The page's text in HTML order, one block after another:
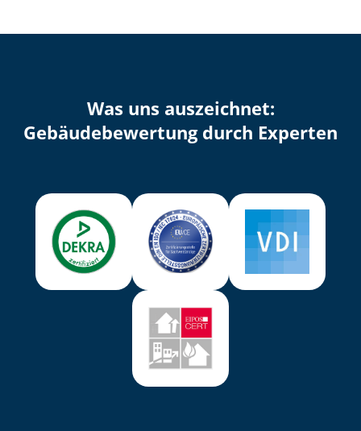
Was uns auszeichnet:
Ge­bäu­de­be­wer­tung durch Experten